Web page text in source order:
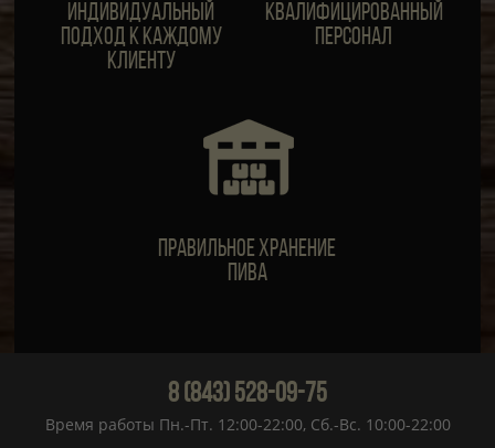
ИндивидуальныЙ
подход к каждому
клиенту
Квалифицированный
персонал
Правильное хранение
пива
8 (843) 528-09-75
Время работы Пн.-Пт. 12:00-22:00, Сб.-Вс. 10:00-22:00